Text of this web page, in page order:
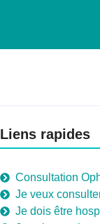
Liens rapides
Consultation
Je veux
Je dois être